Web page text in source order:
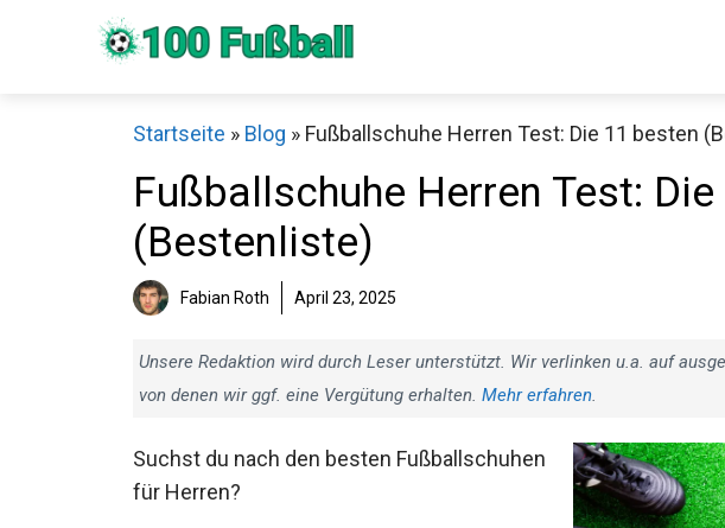
Startseite » Blog » Fußballschuhe Herren Test: Die 11 besten
Fußballschuhe Herren Test:
(Bestenliste)
Fabian Roth April 23, 2025
Unsere Redaktion wird durch Leser unterstützt. Wir verlinken u.a. auf
von denen wir ggf. eine Vergütung erhalten. Mehr erfahren.
Suchst du nach den besten Fußballschuhen
für Herren?
Schaue dir jetzt die